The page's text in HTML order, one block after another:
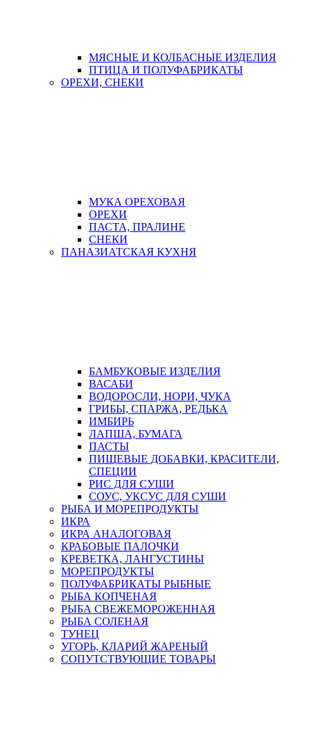
МЯСНЫЕ И КОЛБАСНЫЕ ИЗДЕЛИЯ
ПТИЦА И ПОЛУФАБРИКАТЫ
ОРЕХИ, СНЕКИ
МУКА ОРЕХОВАЯ
ОРЕХИ
ПАСТА, ПРАЛИНЕ
СНЕКИ
ПАНАЗИАТСКАЯ КУХНЯ
БАМБУКОВЫЕ ИЗДЕЛИЯ
ВАСАБИ
ВОДОРОСЛИ, НОРИ, ЧУКА
ГРИБЫ, СПАРЖА, РЕДЬКА
ИМБИРЬ
ЛАПША, БУМАГА
ПАСТЫ
ПИЩЕВЫЕ ДОБАВКИ, КРАСИТЕЛИ,
СПЕЦИИ
РИС ДЛЯ СУШИ
СОУС, УКСУС ДЛЯ СУШИ
РЫБА И МОРЕПРОДУКТЫ
ИКРА
ИКРА АНАЛОГОВАЯ
КРАБОВЫЕ ПАЛОЧКИ
КРЕВЕТКА, ЛАНГУСТИНЫ
МОРЕПРОДУКТЫ
ПОЛУФАБРИКАТЫ РЫБНЫЕ
РЫБА КОПЧЕНАЯ
РЫБА СВЕЖЕМОРОЖЕННАЯ
РЫБА СОЛЕНАЯ
ТУНЕЦ
УГОРЬ, КЛАРИЙ ЖАРЕНЫЙ
СОПУТСТВУЮЩИЕ ТОВАРЫ